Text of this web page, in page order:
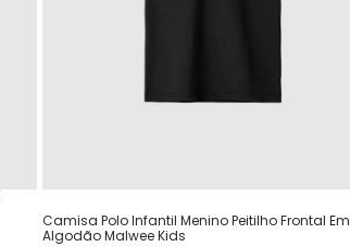
Camisa Polo Infantil Menino Peitilho Frontal Em
Algodão Malwee Kids